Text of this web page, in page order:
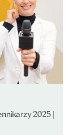
2025 |